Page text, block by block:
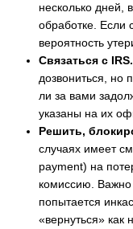
несколько дней,
обработке. Если
вероятность
Связаться с IRS.
дозвониться, но
ли за вами
указаны на их
Решить,
случаях имеет
payment) на
комиссию. Важно
попытается
«вернуться» как